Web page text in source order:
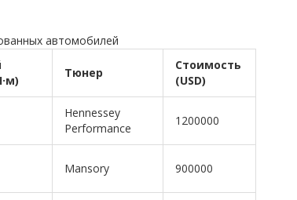
автомобилей
Тюнер
Стоимость
(USD)
Hennessey
Performance
1200000
Mansory 900000